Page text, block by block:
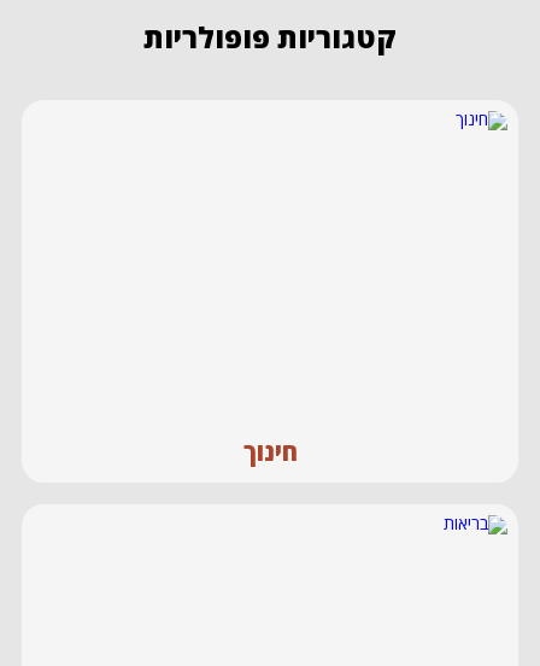
קטגוריות פופולריות
חינוך